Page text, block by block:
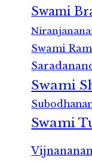
Swami
Swami
Swami
Swami